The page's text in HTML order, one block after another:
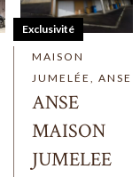
MAISON
JUMELÉE, ANSE
ANSE
MAISON
JUMELEE
Exclusivité